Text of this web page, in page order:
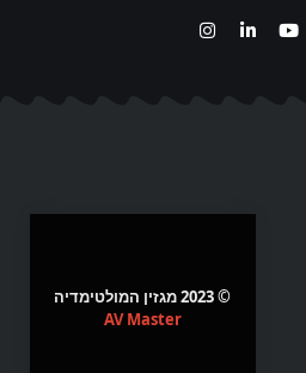
© 2023 מגזין המולטימדיה
AV Master